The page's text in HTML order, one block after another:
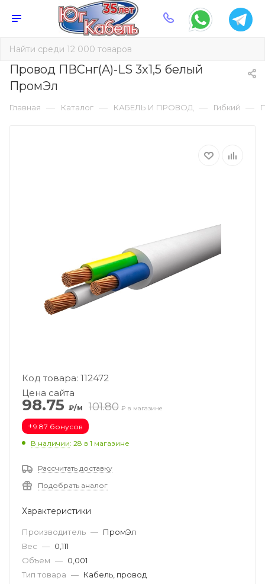
Провод ПВСнг(A)-LS 3х1,5 белый
ПромЭл
Главная — Каталог — КАБЕЛЬ И ПРОВОД — Гибкий —
Код товара: 112472
Цена сайта
98.75 ₽/м 101.80 ₽ в магазине
+9.87 бонусов
В наличии: 28 в 1 магазине
Рассчитать доставку
Подобрать аналог
Характеристики
Производитель — ПромЭл
Вес — 0,111
Объем — 0,001
Тип товара — Кабель, провод